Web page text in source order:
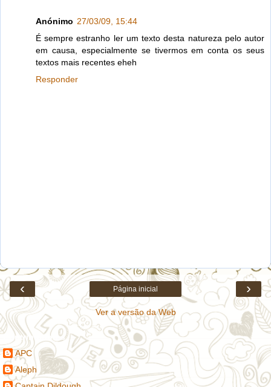
Anónimo 27/03/09, 15:44
É sempre estranho ler um texto desta natureza pelo autor
em causa, especialmente se tivermos em conta os seus
textos mais recentes eheh
Responder
‹ ›
Página inicial
Ver a versão da Web
Contribuidores
APC
Aleph